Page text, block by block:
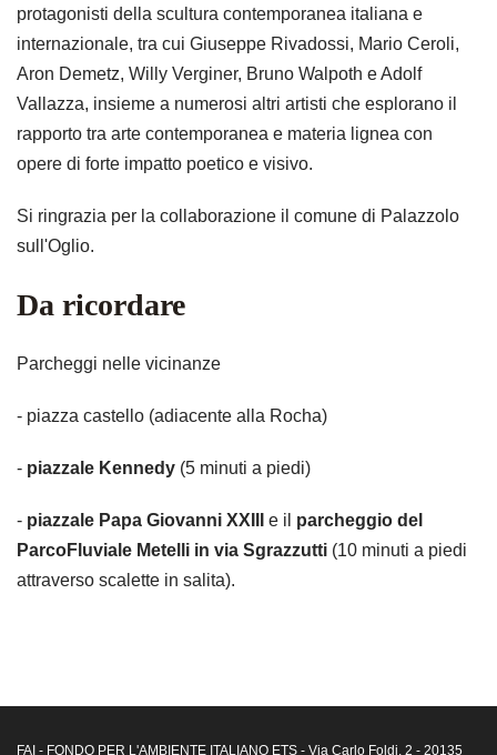
protagonisti della scultura contemporanea italiana e
internazionale, tra cui Giuseppe Rivadossi, Mario Ceroli,
Aron Demetz, Willy Verginer, Bruno Walpoth e Adolf
Vallazza, insieme a numerosi altri artisti che esplorano il
rapporto tra arte contemporanea e materia lignea con
opere di forte impatto poetico e visivo.
Si ringrazia per la collaborazione il comune di Palazzolo
sull'Oglio.
Da ricordare
Parcheggi nelle vicinanze
- piazza castello (adiacente alla Rocha)
- piazzale Kennedy (5 minuti a piedi)
- piazzale Papa Giovanni XXIII e il parcheggio del
ParcoFluviale Metelli in via Sgrazzutti (10 minuti a piedi
attraverso scalette in salita).
FAI - FONDO PER L'AMBIENTE ITALIANO ETS - Via Carlo Foldi, 2 - 20135